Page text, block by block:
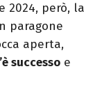
2024, però, la
paragone
aperta,
successo e